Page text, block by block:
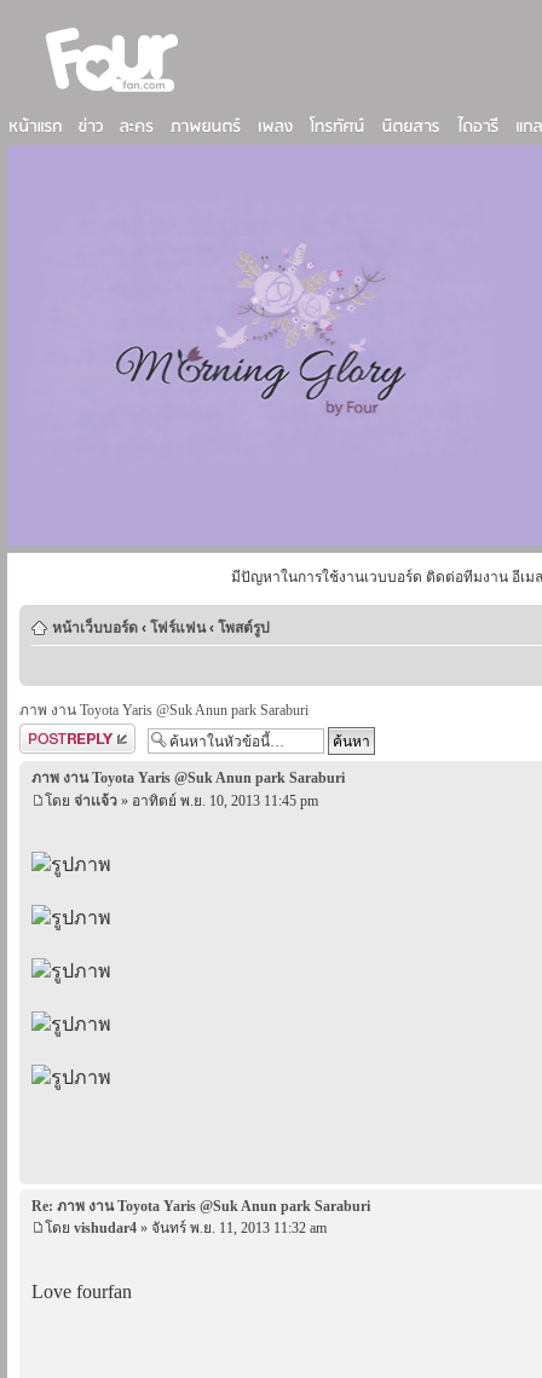
มีปัญหาในการใช้งานเวบบอร์ด ติดต่อทีมงาน อีเม
หน้าเว็บบอร์ด ‹ โฟร์แฟน ‹ โพสต์รูป
ภาพ งาน Toyota Yaris @Suk Anun park Saraburi
ตอบกระทู้
ภาพ งาน Toyota Yaris @Suk Anun park Saraburi
โดย จ่าเเจ้ว » อาทิตย์ พ.ย. 10, 2013 11:45 pm
Re: ภาพ งาน Toyota Yaris @Suk Anun park Saraburi
โดย vishudar4 » จันทร์ พ.ย. 11, 2013 11:32 am
Love fourfan